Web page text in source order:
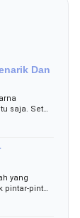
Dan
saja. Set…
yang
pintar-pint…